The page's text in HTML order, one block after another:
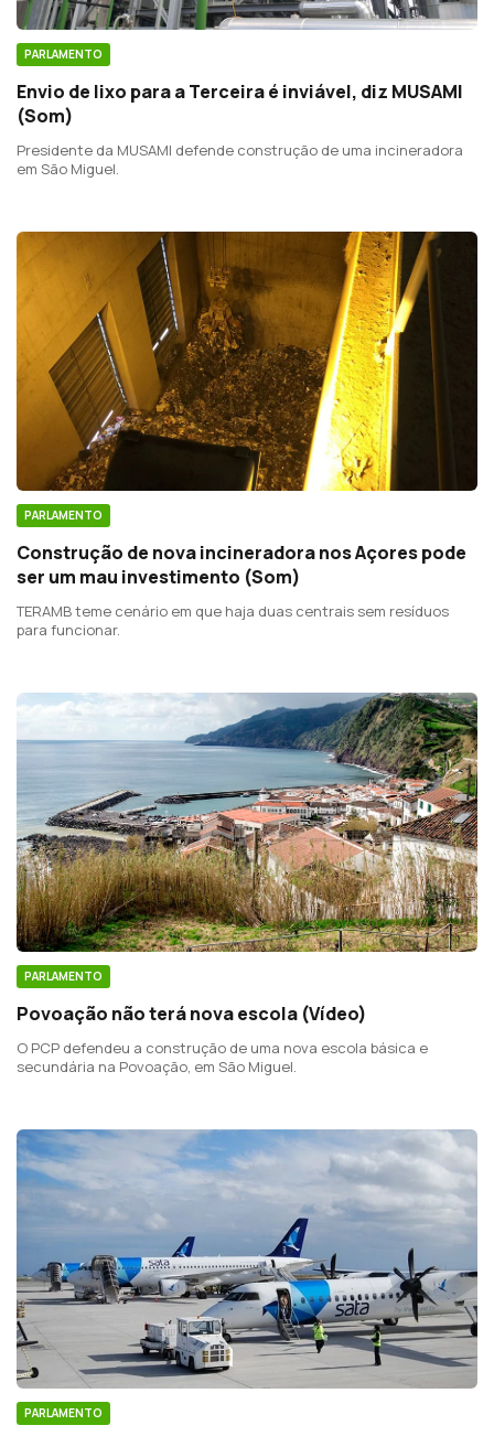
PARLAMENTO
Envio de lixo para a Terceira é inviável, diz MUSAMI
(Som)
Presidente da MUSAMI defende construção de uma incineradora
em São Miguel.
PARLAMENTO
Construção de nova incineradora nos Açores pode
ser um mau investimento (Som)
TERAMB teme cenário em que haja duas centrais sem resíduos
para funcionar.
PARLAMENTO
Povoação não terá nova escola (Vídeo)
O PCP defendeu a construção de uma nova escola básica e
secundária na Povoação, em São Miguel.
PARLAMENTO